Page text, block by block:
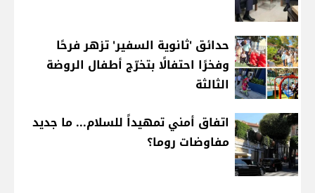
حدائق 'ثانوية السفير' تزهر فرحًا
وفخرًا احتفالًا بتخرّج أطفال الروضة
الثالثة
اتفاق أمني تمهيداً للسلام... ما جديد
مفاوضات روما؟